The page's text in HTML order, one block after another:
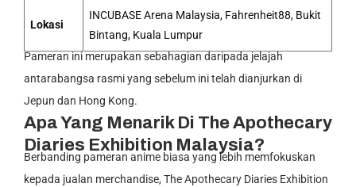
Lokasi
INCUBASE Arena Malaysia, Fahrenheit88, Bukit
Bintang, Kuala Lumpur
Pameran ini merupakan sebahagian daripada jelajah
antarabangsa rasmi yang sebelum ini telah dianjurkan di
Jepun dan Hong Kong.
Apa Yang Menarik Di The Apothecary
Diaries Exhibition Malaysia?
Berbanding pameran anime biasa yang lebih memfokuskan
kepada jualan merchandise, The Apothecary Diaries Exhibition